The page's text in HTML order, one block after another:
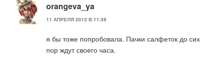
orangeva_ya
11 АПРЕЛЯ 2012 В 11:38
я бы тоже попробовала. Пачки салфеток до сих
пор ждут своего часа.